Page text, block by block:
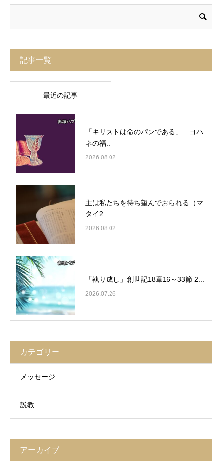
記事一覧
最近の記事
「キリストは命のパンである」 ヨハ
ネの福...
2026.08.02
主は私たちを待ち望んでおられる（マ
タイ2...
2026.08.02
「執り成し」創世記18章16～33節 2...
2026.07.26
カテゴリー
メッセージ
説教
アーカイブ